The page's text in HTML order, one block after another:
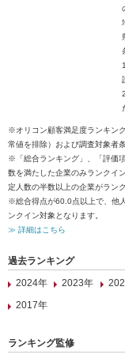
※オリコン顧客満足度ランキン
常値を排除）および調査対象者
※「総合ランキング」、「評価
数を満たした企業のみランクイ
定人数の半数以上の企業がラン
※総合得点が60.0点以上で、他
ンクイン対象となります。
≫ 詳細はこちら
過去ランキング
2024年
2023年
2017年
ランキング監修